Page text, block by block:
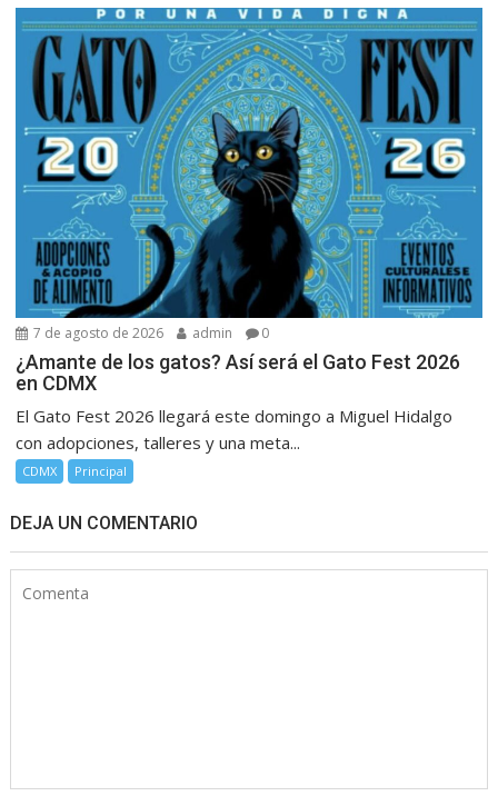
7 de agosto de 2026 admin 0
¿Amante de los gatos? Así será el Gato Fest 2026
en CDMX
El Gato Fest 2026 llegará este domingo a Miguel Hidalgo
con adopciones, talleres y una meta...
CDMX Principal
DEJA UN COMENTARIO